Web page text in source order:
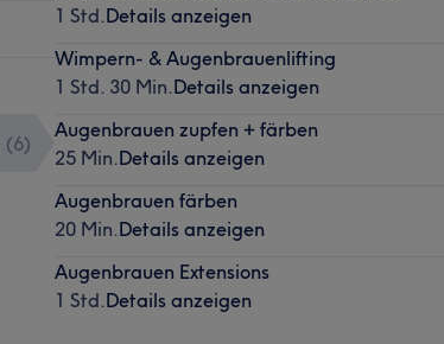
(6)
1 Std.Details anzeigen
Wimpern- & Augenbrauenlifting
1 Std. 30 Min.Details anzeigen
Augenbrauen zupfen + färben
25 Min.Details anzeigen
Augenbrauen färben
20 Min.Details anzeigen
Augenbrauen Extensions
1 Std.Details anzeigen